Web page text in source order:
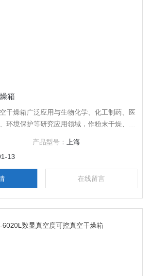
箱
干燥箱广泛应用与生物化学、化工制药、医
环境保护等研究应用领域，作粉末干燥、烘
产品型号：
上海
13
在线留言